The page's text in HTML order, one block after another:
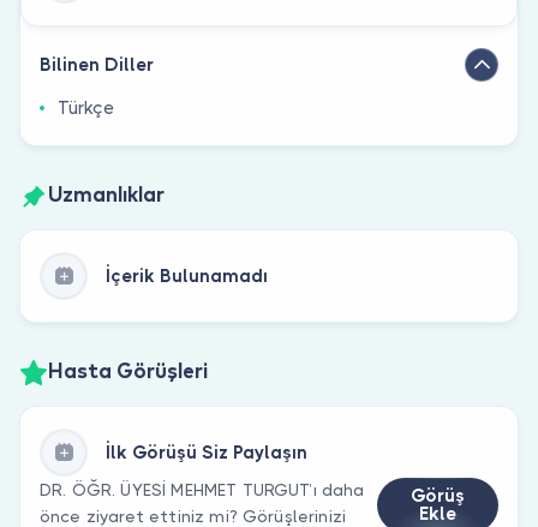
Bilinen Diller
Türkçe
Uzmanlıklar
İçerik Bulunamadı
Hasta Görüşleri
İlk Görüşü Siz Paylaşın
DR. ÖĞR. ÜYESİ MEHMET TURGUT’ı daha
önce ziyaret ettiniz mi? Görüşlerinizi
Görüş
Ekle